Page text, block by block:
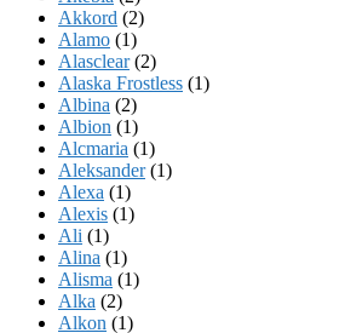
Akkord (2)
Alamo (1)
Alasclear(2)
Alaska Frostless (1)
Albina (2)
Albion (1)
Alcmaria (1)
Aleksander(1)
Alexa (1)
Alexis (1)
Ali (1)
Alina (1)
Alisma (1)
Alka (2)
Alkon (1)